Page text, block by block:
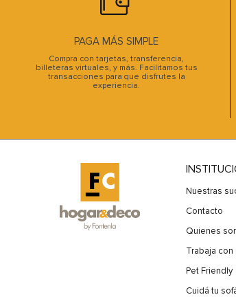
PAGA MÁS SIMPLE
Compra con tarjetas, transferencia,
billeteras virtuales, y más. Facilitamos tus
transacciones para que disfrutes la
experiencia.
Nuestras
Contacto
Quienes
Trabaja
Pet Friendly
Cuidá tu